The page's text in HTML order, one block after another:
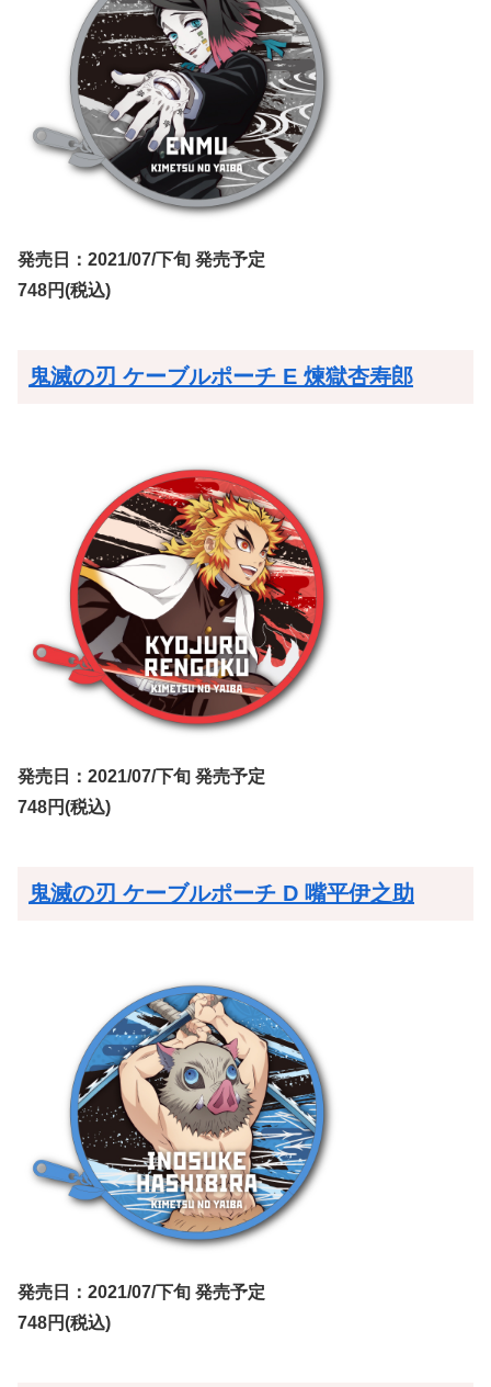
発売日：2021/07/下旬 発売予定
748円(税込)
鬼滅の刃 ケーブルポーチ E 煉獄杏寿郎
発売日：2021/07/下旬 発売予定
748円(税込)
鬼滅の刃 ケーブルポーチ D 嘴平伊之助
発売日：2021/07/下旬 発売予定
748円(税込)